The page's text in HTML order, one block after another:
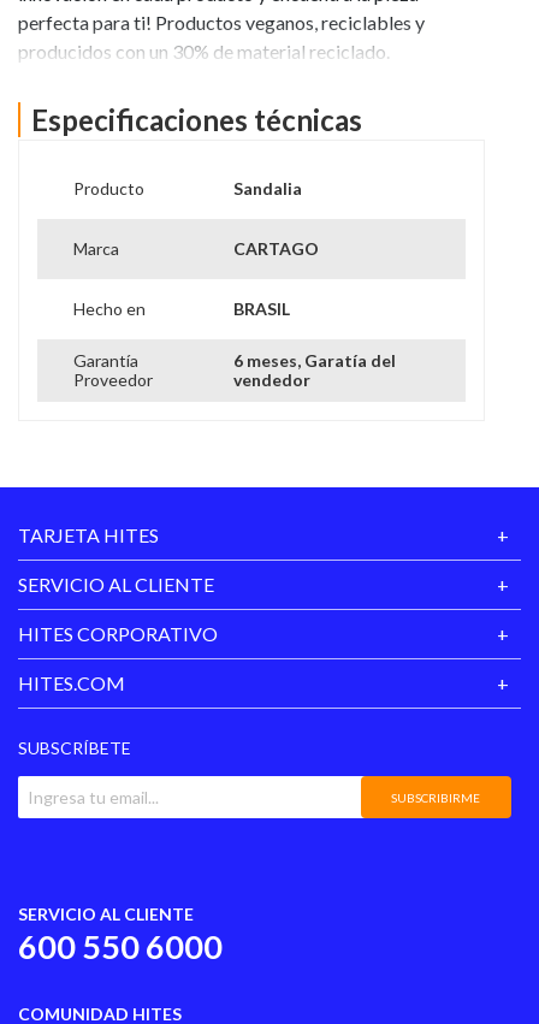
perfecta para ti! Productos veganos, reciclables y
producidos con un 30% de material reciclado.
Ver más información
Especificaciones técnicas
Producto Sandalia
Marca CARTAGO
Hecho en BRASIL
Garantía
Proveedor
6 meses, Garatía del
vendedor
TARJETA HITES
SERVICIO AL CLIENTE
HITES CORPORATIVO
HITES.COM
SUBSCRÍBETE
SUBSCRIBIRME
SERVICIO AL CLIENTE
600 550 6000
COMUNIDAD HITES